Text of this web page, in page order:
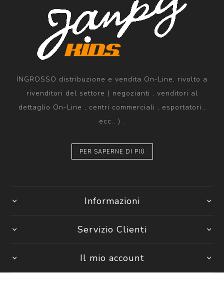
INGROSSO distribuzione e vendita On-Line, rivolto a
rivenditori del settore ( negozianti , venditori al
dettaglio On-Line , centri commerciali , esportatori ,
ecc.. ) .
PER SAPERNE DI PIÙ
Informazioni
Servizio Clienti
Il mio account